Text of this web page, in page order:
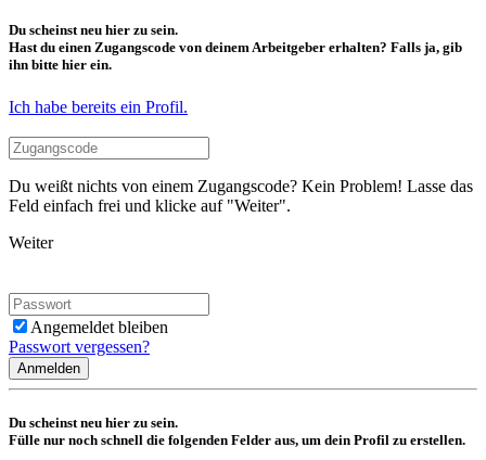
Du scheinst neu hier zu sein.
Hast du einen Zugangscode von deinem Arbeitgeber erhalten? Falls ja, gib
ihn bitte hier ein.
Ich habe bereits ein Profil.
Du weißt nichts von einem Zugangscode? Kein Problem! Lasse das
Feld einfach frei und klicke auf "Weiter".
Weiter
Angemeldet bleiben
Passwort vergessen?
Anmelden
Du scheinst neu hier zu sein.
Fülle nur noch schnell die folgenden Felder aus, um dein Profil zu erstellen.